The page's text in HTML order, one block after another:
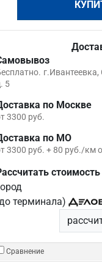
г.Ивантеевка,
5
по Москве
3300 руб.
по МО
3300 руб. + 80 руб./км
терминала)
Сравнение